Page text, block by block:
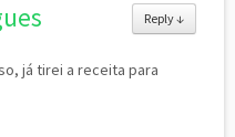
Reply↓
já tirei a receita para